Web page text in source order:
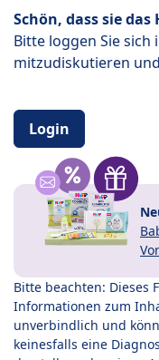
Schön, dass sie
Bitte loggen Sie sich
mitzudiskutieren
Login
Bitte beachten: Dieses
Informationen zum
unverbindlich und
keinesfalls eine